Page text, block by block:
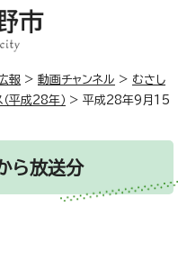
報 > 動画チャンネル > むさし
平成28年） > 平成28年9月15
ら放送分